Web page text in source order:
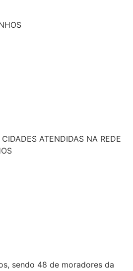
ATENDIDAS NA REDE
sendo 48 de moradores da